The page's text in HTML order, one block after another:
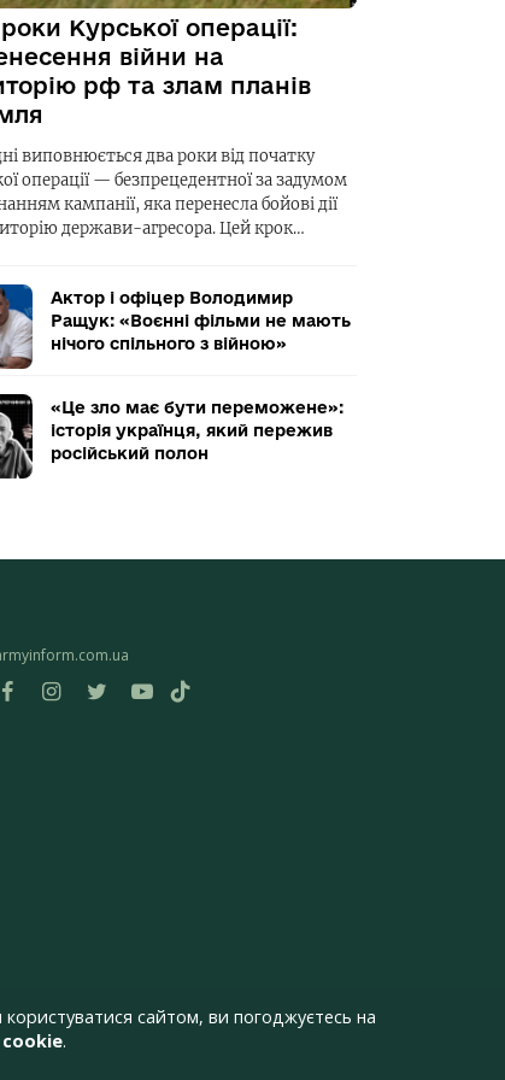
Курської операції:
війни на
рф та злам планів
виповнюється два роки від початку
операції — безпрецедентної за задумом
кампанії, яка перенесла бойові дії
держави-агресора. Цей крок…
Актор і офіцер Володимир
Ращук: «Воєнні фільми не мають
нічого спільного з війною»
«Це зло має бути переможене»:
історія українця, який пережив
російський полон
сайтом, ви погоджуєтесь на
cookie.